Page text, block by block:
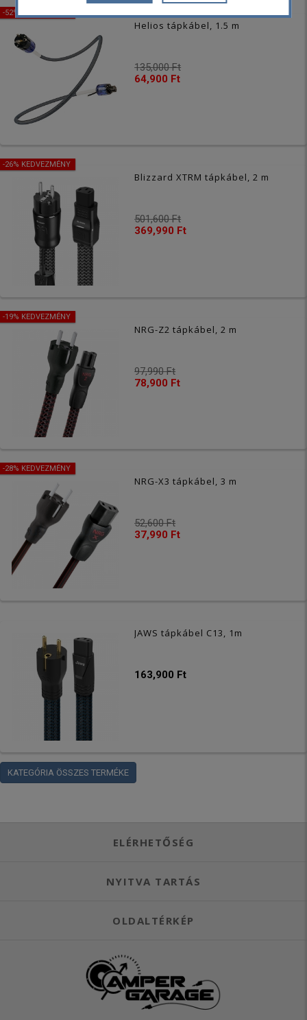
-52% KEDVEZMÉNY
Helios tápkábel, 1.5 m
135,000 Ft
64,900 Ft
-26% KEDVEZMÉNY
Blizzard XTRM tápkábel, 2 m
501,600 Ft
369,990 Ft
-19% KEDVEZMÉNY
NRG-Z2 tápkábel, 2 m
97,990 Ft
78,900 Ft
-28% KEDVEZMÉNY
NRG-X3 tápkábel, 3 m
52,600 Ft
37,990 Ft
JAWS tápkábel C13, 1m
163,900 Ft
KATEGÓRIA ÖSSZES TERMÉKE
ELÉRHETŐSÉG
NYITVA TARTÁS
OLDALTÉRKÉP